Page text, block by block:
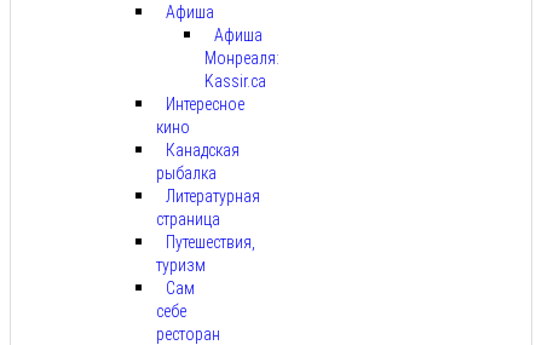
Афиша
Афиша
Монреаля:
Kassir.ca
Интересное
кино
Канадская
рыбалка
Литературная
страница
Путешествия,
туризм
Сам
себе
ресторан